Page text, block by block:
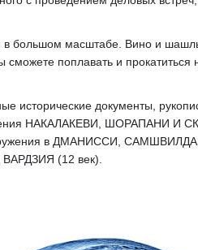
в большом масштабе. Вино и
сможете поплавать и
исторические документы,
НАКАЛАКЕВИ, ШОРАПАНИ И
в ДМАНИССИ,
(12 век).